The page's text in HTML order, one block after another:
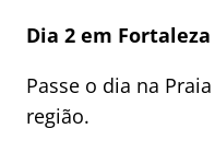
Dia 2 em Fortaleza
Passe o dia na
região.